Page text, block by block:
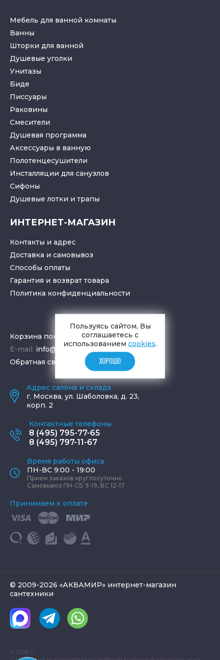
Мебель для ванной комнаты
Ванны
Шторки для ванной
Душевые уголки
Унитазы
Биде
Писсуары
Раковины
Смесители
Душевая программа
Аксессуары в ванную
Полотенцесушители
Инсталляции для санузлов
Cифоны
Душевые лотки и трапы
ИНТЕРНЕТ-МАГАЗИН
Контакты и адрес
Доставка и самовывоз
Способы оплаты
Гарантия и возврат товара
Политика конфиденциальности
Корзина покупок
E-mail: info@aquamir.ru
Обратная связь
Адрес салона и склада
г. Москва, ул. Шаболовка, д. 23,
корп. 2
Контактные телефоны
8 (495) 795-77-65
8 (495) 797-11-67
Время работы офиса
ПН-ВС 9:00 - 19:00
Прием заказов круглосуточно
Самовывоз ПН-СБ 9-19, ВС 12-17
Принимаем к оплате
© 2009-2026 «АКВАМИР» интернет-магазин
сантехники
0.2618 с.
Пользуясь сайтом, Вы
соглашаетесь с
использованием cookies.
ХОРОШО